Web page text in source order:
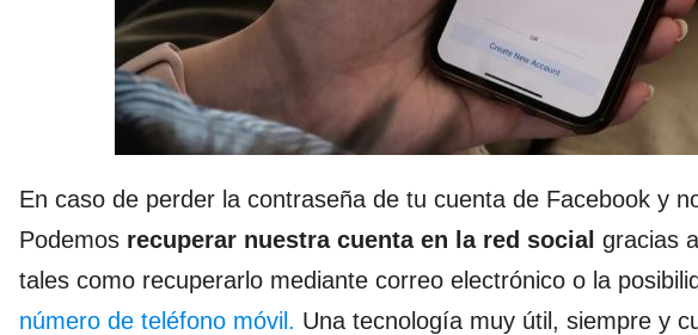
En caso de perder la contraseña de tu cuenta de Facebook y
Podemos recuperar nuestra cuenta en la red social gracias
tales como recuperarlo mediante correo electrónico o la
número de teléfono móvil. Una tecnología muy útil, siempre y